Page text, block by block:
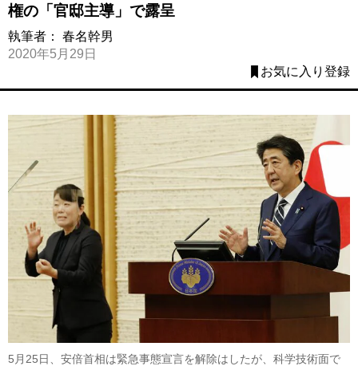
権の「官邸主導」で露呈
執筆者： 春名幹男
2020年5月29日
お気に入り登録
5月25日、安倍首相は緊急事態宣言を解除はしたが、科学技術面で